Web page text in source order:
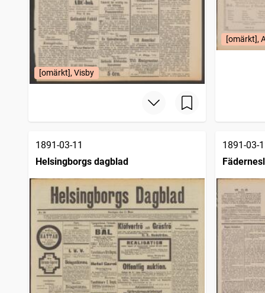
[omärkt], Visby
[omärkt],
1891-03-11
Helsingborgs dagblad
1891-03-